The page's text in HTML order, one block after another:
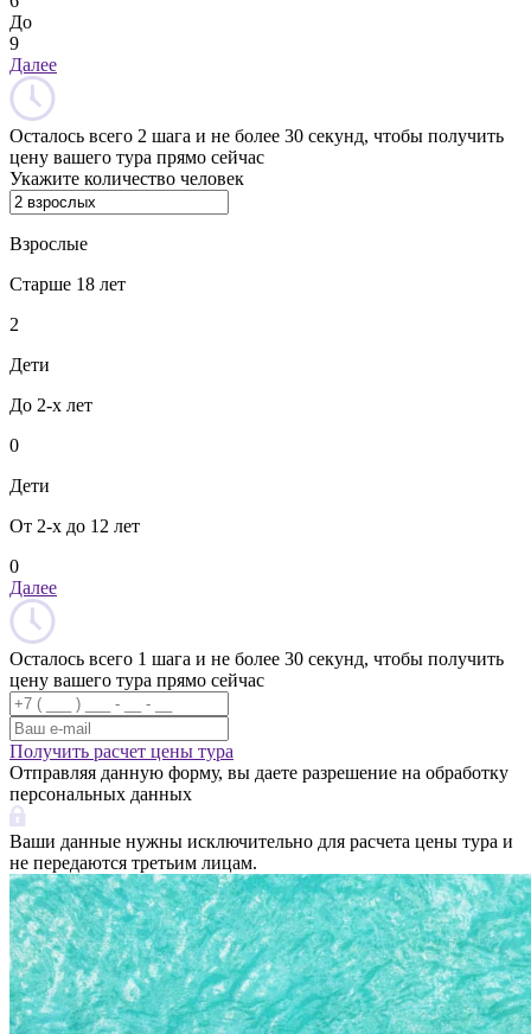
До
9
Далее
Осталось всего 2 шага и не более 30 секунд, чтобы получить
цену вашего тура прямо сейчас
Укажите количество человек
Взрослые
Старше 18 лет
2
Дети
До 2-х лет
0
Дети
От 2-х до 12 лет
0
Далее
Осталось всего 1 шага и не более 30 секунд, чтобы получить
цену вашего тура прямо сейчас
Получить расчет цены тура
Отправляя данную форму, вы даете разрешение на обработку
персональных данных
Ваши данные нужны исключительно для расчета цены тура и
не передаются третьим лицам.